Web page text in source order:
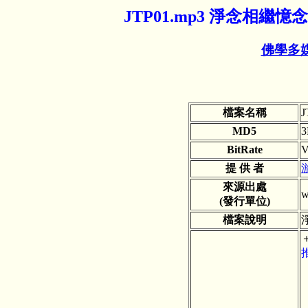
JTP01.mp3 淨念相繼憶
佛學多
檔案名稱
MD5
BitRate
提 供 者
來源出處
(發行單位)
檔案說明